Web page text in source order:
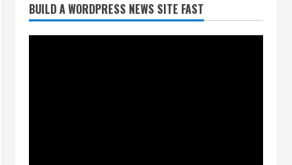
BUILD A WORDPRESS NEWS SITE FAST
निर्धारित मानक व नियम का बारीकी से
किया जाएगा परीक्षण, तब कार्रवाई